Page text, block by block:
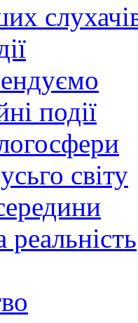
події
світу